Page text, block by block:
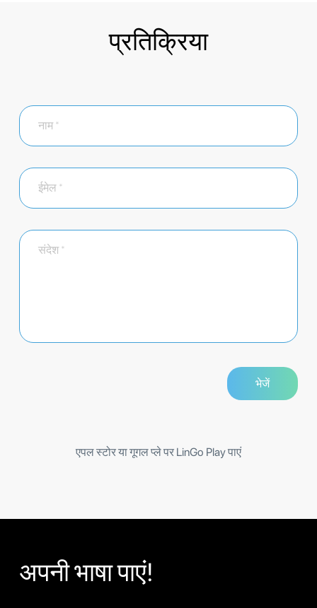
प्रतिक्रिया
एपल स्टोर या गूगल प्ले पर LinGo Play पाएं
अपनी भाषा पाएं!